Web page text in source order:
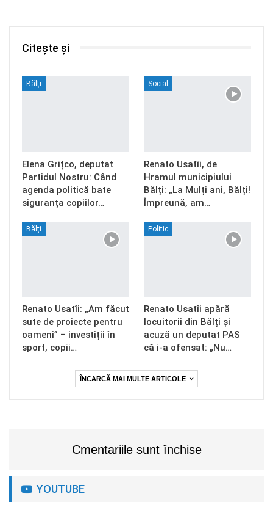
Citește și
Bălți
Elena Grițco, deputat
Partidul Nostru: Când
agenda politică bate
siguranța copiilor…
Social
Renato Usatîi, de
Hramul municipiului
Bălți: „La Mulți ani, Bălți!
Împreună, am…
Bălți
Renato Usatîi: „Am făcut
sute de proiecte pentru
oameni” – investiții în
sport, copii…
Politic
Renato Usatîi apără
locuitorii din Bălți și
acuză un deputat PAS
că i-a ofensat: „Nu…
ÎNCARCĂ MAI MULTE ARTICOLE
Cmentariile sunt închise
YOUTUBE